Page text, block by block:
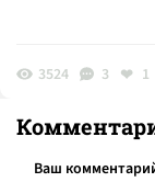
3524 3 1